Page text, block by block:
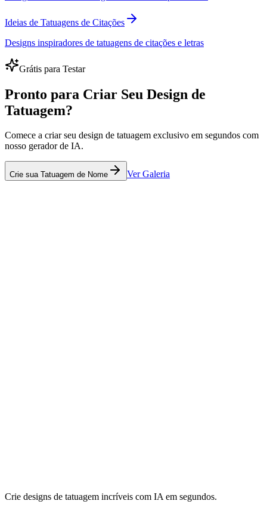
Ideias de Tatuagens de Citações
Designs inspiradores de tatuagens de citações e letras
Grátis para Testar
Pronto para Criar Seu Design de
Tatuagem?
Comece a criar seu design de tatuagem exclusivo em segundos com
nosso gerador de IA.
Crie sua Tatuagem de Nome Ver Galeria
Crie designs de tatuagem incríveis com IA em segundos.